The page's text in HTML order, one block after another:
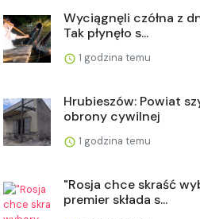
Wyciągnęli czółna z
Tak płynęło s...
1 godzina temu
Hrubieszów: Powiat
obrony cywilnej
1 godzina temu
"Rosja chce skraść
premier składa s...